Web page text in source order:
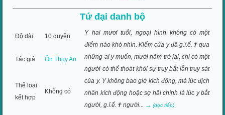
Tứ đại danh bộ
Độ dài 10 quyển
Y hai mươi tuổi, ngoại hình không có một
điểm nào khó nhìn. Kiếm của y đã g.ï.ế.✝ qua
những ai y muốn, mười năm trở lại, chỉ có một
người có thể thoát khỏi sự truy bắt lẫn truy sát
của y. Y không bao giờ kích động, mà lúc địch
nhân kích động hoặc sợ hãi chính là lúc y bắt
người, g.ï.ế.✝ người... →(đọc tiếp)
Tác giả Ôn Thụy An
Thể loại
kết hợp
Không có